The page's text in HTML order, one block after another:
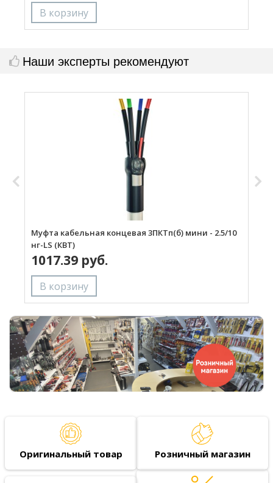
Наши эксперты рекомендуют
Муфта кабельная концевая 3ПКТп(б) мини - 2.5/10
нг-LS (КВТ)
1017.39 руб.
Оригинальный товар Розничный магазин